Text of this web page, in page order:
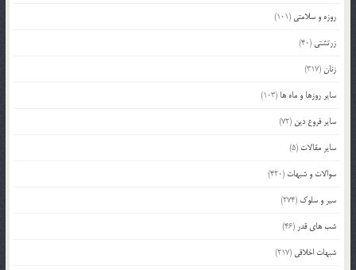
روزه و سلامتی (101)
زرتشتی (40)
زنان(317)
سایر روزها و ماه ها (103)
سایر فروع دین (72)
سایر مقالات (5)
سوالات و شبهات (420)
سیر و سلوک (274)
شب های قدر (46)
شبهات اخلاقی (217)